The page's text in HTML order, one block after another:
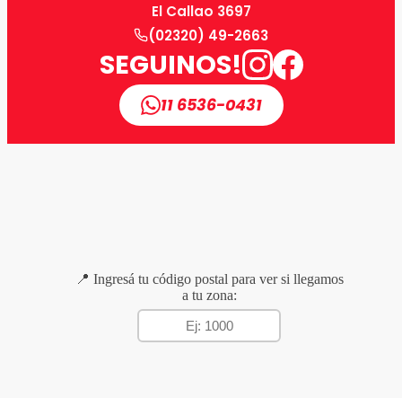
El Callao 3697
(02320) 49-2663
SEGUINOS!
11 6536-0431
📍 Ingresá tu código postal para ver si llegamos
a tu zona: